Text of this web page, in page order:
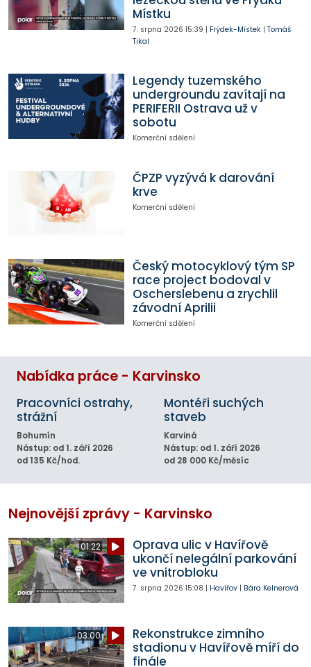
Místku
7. srpna 2026 15:39 | Frýdek-Místek| Tomáš
Tikal
Legendy tuzemského
undergroundu zavítají na
PERIFERII Ostrava už v
sobotu
Komerční sdělení
ČPZP vyzývá k darování
krve
Komerční sdělení
Český motocyklový tým SP
race project bodoval v
Oscherslebenu a zrychlil
závodní Aprilii
Komerční sdělení
Nabídka práce - Karvinsko
Pracovníci ostrahy,
strážní
Bohumín
Nástup: od 1. září 2026
od 135 Kč/hod.
Montéři suchých
staveb
Karviná
Nástup: od 1. září 2026
od 28 000 Kč/měsíc
Nejnovější zprávy - Karvinsko
01:22
Oprava ulic v Havířově
ukončí nelegální parkování
ve vnitrobloku
7. srpna 2026 15:08 | Havířov| Bára Kelnerová
03:00
Rekonstrukce zimního
stadionu v Havířově míří do
finále